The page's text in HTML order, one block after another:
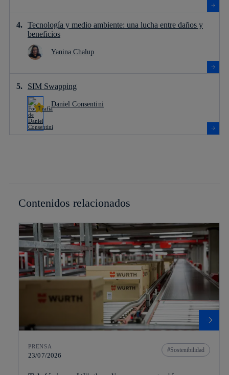
Tecnología y medio ambiente: una lucha entre daños y
beneficios
Yanina Chalup
SIM Swapping
Daniel Consentini
Contenidos relacionados
PRENSA
23/07/2026
Sostenibilidad